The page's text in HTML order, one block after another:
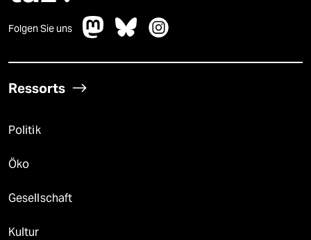
Folgen Sie uns
Ressorts
Politik
Öko
Gesellschaft
Kultur